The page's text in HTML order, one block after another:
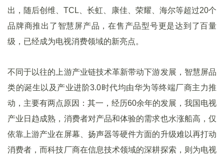
出，随后创维、TCL、长虹、康佳、荣耀、海尔等超过20个
品牌商推出了智慧屏产品，在售产品型号更是达到了百量
级，已经成为电视消费领域的新亮点。
不同于以往的上游产业链技术革新带动下游发展，智慧屏品
类的诞生以及产业进阶3.0时代均由华为等终端厂商主力推
动，主要有两点原因：其一，经历60余年的发展，我国电视
产业日趋成熟，消费者对产品和体验的需求也水涨船高，仅
依靠上游产业在屏幕、扬声器等硬件方面的升级难以再打动
消费者，而科技厂商在信息技术领域的深耕探索，则为电视